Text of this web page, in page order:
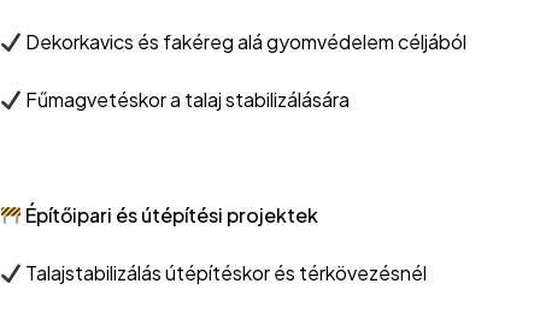
Dekorkavics és fakéreg alá gyomvédelem céljából
Fűmagvetéskor a talaj stabilizálására
Építőipari és útépítési projektek
Talajstabilizálás útépítéskor és térkövezésnél